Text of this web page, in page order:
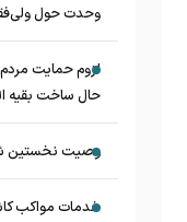
وحدت حول
لزوم حمایت مردم
حال ساخت بقیه
وصیت نخستین
خدمات مواکب